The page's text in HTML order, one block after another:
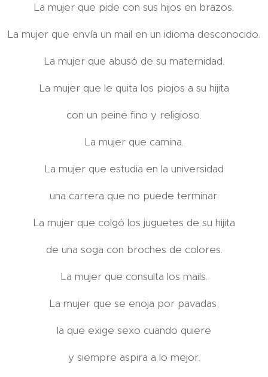
La mujer que pide con sus hijos en brazos.
La mujer que envía un mail en un idioma desconocido.
La mujer que abusó de su maternidad.
La mujer que le quita los piojos a su hijita
con un peine fino y religioso.
La mujer que camina.
La mujer que estudia en la universidad
una carrera que no puede terminar.
La mujer que colgó los juguetes de su hijita
de una soga con broches de colores.
La mujer que consulta los mails.
La mujer que se enoja por pavadas,
la que exige sexo cuando quiere
y siempre aspira a lo mejor.